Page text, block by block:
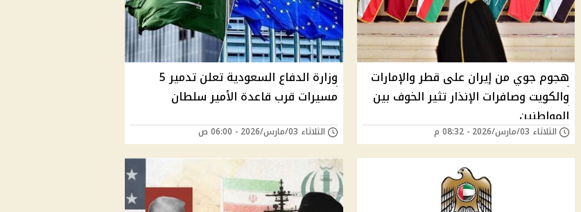
هجوم جوي من إيران على قطر والإمارات
والكويت وصافرات الإنذار تثير الخوف بين
المواطنين
الثلاثاء 03/مارس/2026 - 08:32 م
وزارة الدفاع السعودية تعلن تدمير 5
مسيرات قرب قاعدة الأمير سلطان
الثلاثاء 03/مارس/2026 - 06:00 ص